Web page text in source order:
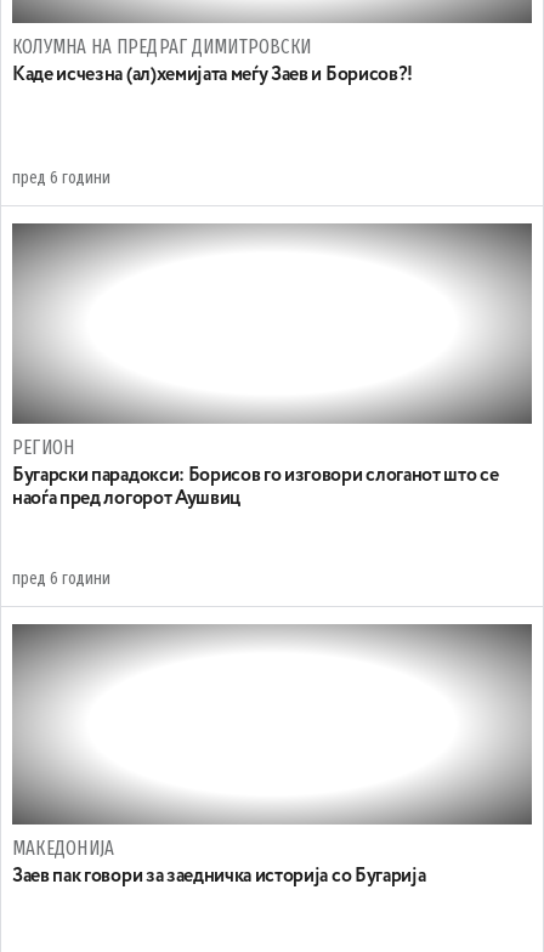
КОЛУМНА НА ПРЕДРАГ ДИМИТРОВСКИ
Каде исчезна (ал)хемијата меѓу Заев и Борисов?!
пред 6 години
РЕГИОН
Бугарски парадокси: Борисов го изговори слоганот што се
наоѓа пред логорот Аушвиц
пред 6 години
МАКЕДОНИЈА
Заев пак говори за заедничка историја со Бугарија